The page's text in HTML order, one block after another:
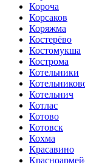
Короча
Корсаков
Коряжма
Костерёво
Костомукша
Кострома
Котельники
Котельнич
Котлас
Котово
Котовск
Кохма
Красавино